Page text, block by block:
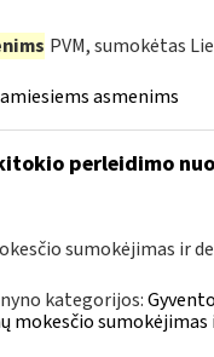
PVM, sumokėtas
asmenims
perleidimo
sumokėjimas ir
kategorijos:
mokesčio